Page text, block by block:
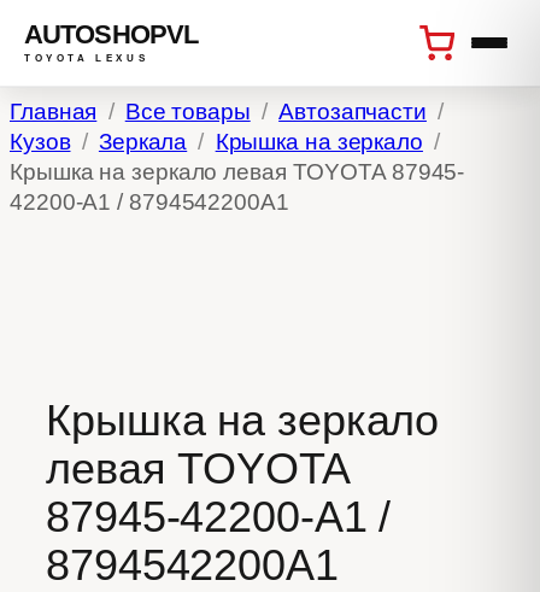
Перейти
к
содержимому
AUTOSHOPVL
TOYOTA LEXUS
Главная Все товары
Автозапчасти
Кузов
Зеркала
Крышка на зеркало
Крышка на зеркало левая TOYOTA 87945-
42200-A1 / 8794542200A1
Крышка на зеркало
левая TOYOTA
87945-42200-A1 /
8794542200A1